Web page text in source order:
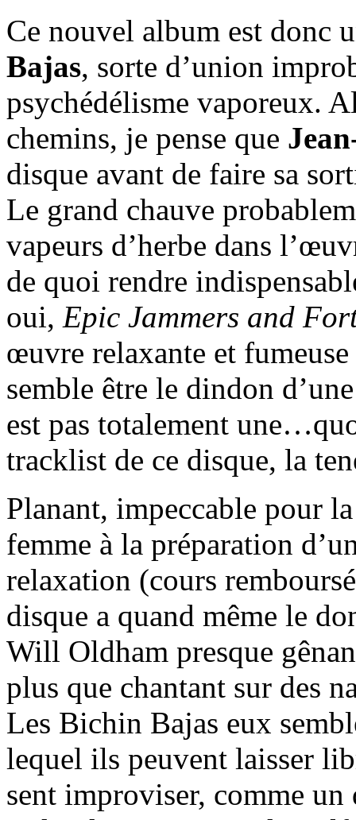
Ce nouvel album est donc
Bajas, sorte d’union
psychédélisme vaporeux.
chemins, je pense que
disque avant de faire sa
Le grand chauve
vapeurs d’herbe dans
de quoi rendre
oui, Epic Jammers and
œuvre relaxante et
semble être le dindon
est pas totalement
tracklist de ce disque, la
Planant, impeccable pour
femme à la préparation
relaxation (cours
disque a quand même le
Will Oldham presque
plus que chantant sur des
Les Bichin Bajas eux
lequel ils peuvent laisser
sent improviser, comme